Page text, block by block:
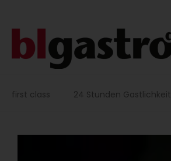
first class 24 Stunden Gastlichkeit